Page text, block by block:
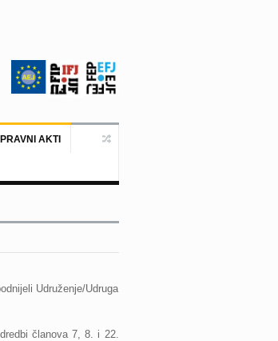
PRAVNI AKTI
Udruženje/Udruga
članova 7, 8. i 22.